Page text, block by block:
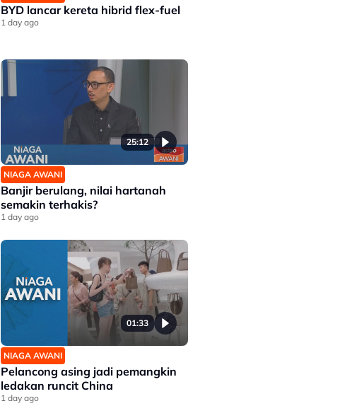
BYD lancar kereta hibrid flex-fuel
1 day ago
25:12
NIAGA AWANI
Banjir berulang, nilai hartanah
semakin terhakis?
1 day ago
01:33
NIAGA AWANI
Pelancong asing jadi pemangkin
ledakan runcit China
1 day ago